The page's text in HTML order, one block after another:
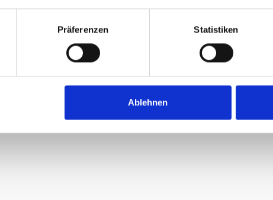
Präferenzen Statistiken
Ablehnen